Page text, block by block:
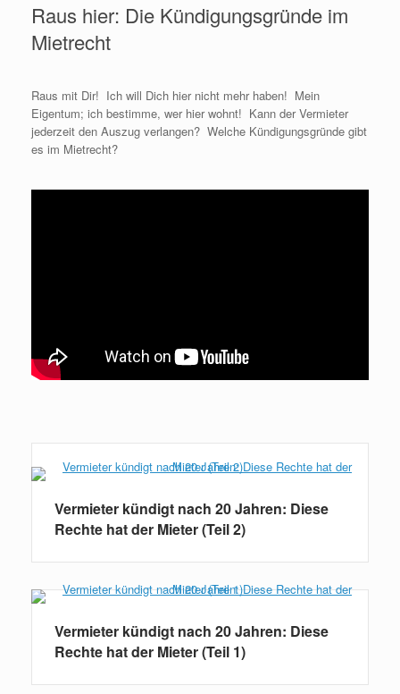
Raus hier: Die Kündigungsgründe im
Mietrecht
Raus mit Dir! Ich will Dich hier nicht mehr haben! Mein
Eigentum; ich bestimme, wer hier wohnt! Kann der Vermieter
jederzeit den Auszug verlangen? Welche Kündigungsgründe gibt
es im Mietrecht?
Vermieter kündigt nach 20 Jahren: Diese
Rechte hat der Mieter (Teil 2)
Vermieter kündigt nach 20 Jahren: Diese
Rechte hat der Mieter (Teil 1)